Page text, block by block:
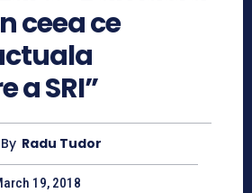
ceea ce
a SRI”
By Radu Tudor
19, 2018